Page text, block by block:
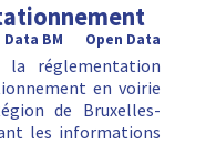
Open Data
Data BM
la réglementation
en voirie
de Bruxelles-
les informations